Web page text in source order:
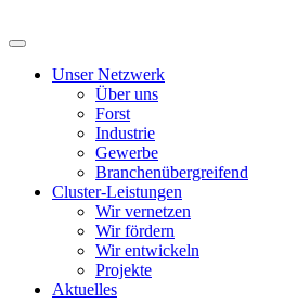
Unser Netzwerk
Über uns
Forst
Industrie
Gewerbe
Branchenübergreifend
Cluster-Leistungen
Wir vernetzen
Wir fördern
Wir entwickeln
Projekte
Aktuelles